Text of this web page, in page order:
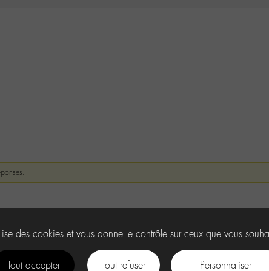
des cookies et vous donne le contrôle sur ceux que vous
Tout accepter Tout refuser Personnaliser